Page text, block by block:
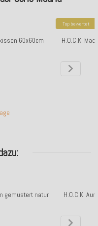
60x60cm
Top bewertet
H.O.C.K.
gemustert natur
H.O.C.K.